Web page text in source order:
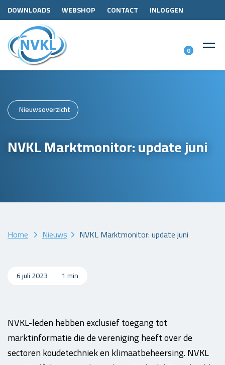
DOWNLOADS WEBSHOP CONTACT INLOGGEN
0
Nieuwsoverzicht
NVKL Marktmonitor: update juni
Home Nieuws NVKL Marktmonitor: update juni
6 juli 2023 1 min
NVKL-leden hebben exclusief toegang tot
marktinformatie die de vereniging heeft over de
sectoren koudetechniek en klimaatbeheersing. NVKL